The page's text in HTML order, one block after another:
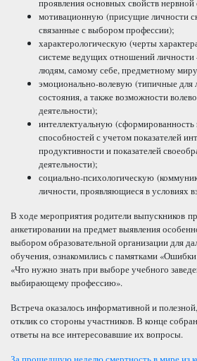
проявления основных свойств
мотивационную (присущие личности
связанные с выбором профессии);
характерологическую (черты
системе ведущих отношений личности
людям, самому себе, предметному
эмоционально-волевую (типичные для
состояния, а также возможности
деятельности);
интеллектуальную (сформированность
способностей с учетом показателей
продуктивности и показателей
деятельности);
социально-психологическую
личности, проявляющиеся в условиях
В ходе мероприятия родители выпускников
анкетировании на предмет выявления
выбором образовательной организации для
обучения, ознакомились с памятками
«Что нужно знать при выборе учебного
выбирающему профессию».
Встреча оказалось информативной и
отклик со стороны участников. В конце
ответы на все интересовавшие их вопросы.